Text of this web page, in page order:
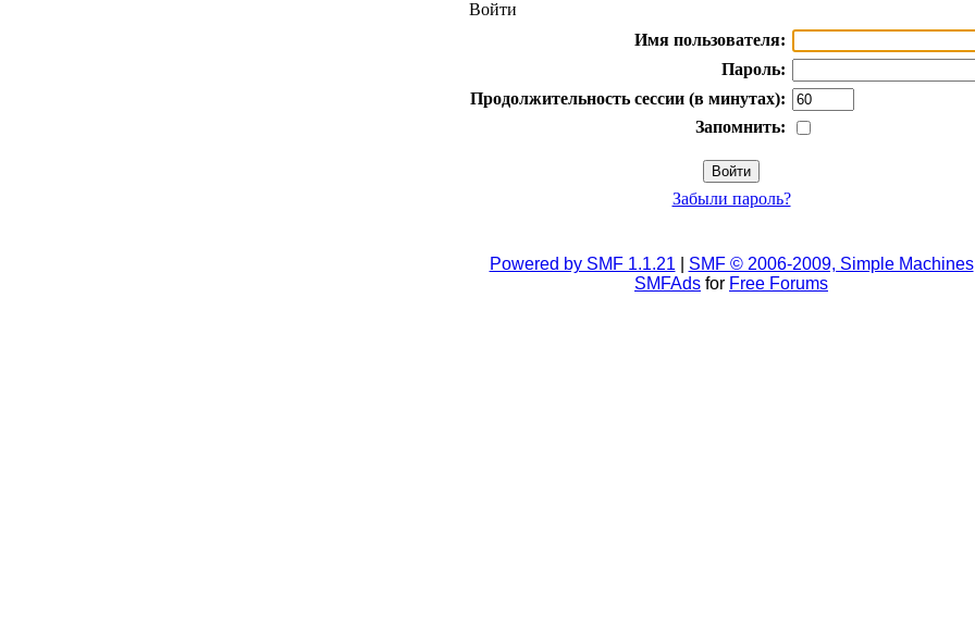
Войти
Имя пользователя:
Пароль:
Продолжительность сессии (в минутах):
Запомнить:
Забыли пароль?
Powered by SMF 1.1.21
SMF © 2006-2009, Simple Machines
SMFAds for Free Forums